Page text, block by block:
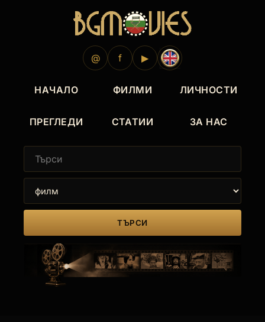
@ f ▶
НАЧАЛО ФИЛМИ ЛИЧНОСТИ
ПРЕГЛЕДИ СТАТИИ ЗА НАС
ТЪРСИ